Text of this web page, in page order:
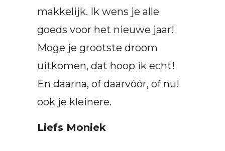
makkelijk. Ik wens je alle
goeds voor het nieuwe jaar!
Moge je grootste droom
uitkomen, dat hoop ik echt!
En daarna, of daarvóór, of nu!
ook je kleinere.
Liefs Moniek